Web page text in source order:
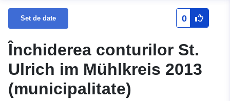
Set de date 0
Închiderea conturilor St.
Ulrich im Mühlkreis 2013
(municipalitate)